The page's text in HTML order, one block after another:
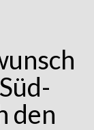
den